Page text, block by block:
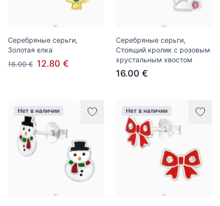
Серебряные серьги,
Золотая елка
16.00 € 12.80 €
Серебряные серьги,
Стоящий кролик с розовым
хрустальным хвостом
16.00 €
Нет в наличии Нет в наличии